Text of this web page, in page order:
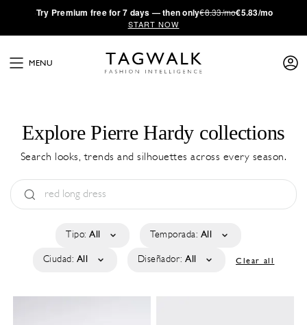
·Try Premium free for 7 days — then only€8.33/mo€5.83/mo
START NOW
MENU
Explore Pierre Hardy collections
Search looks, trends and silhouettes across every season.
Tipo: All Temporada: All
Ciudad: All Diseñador: All Clear all